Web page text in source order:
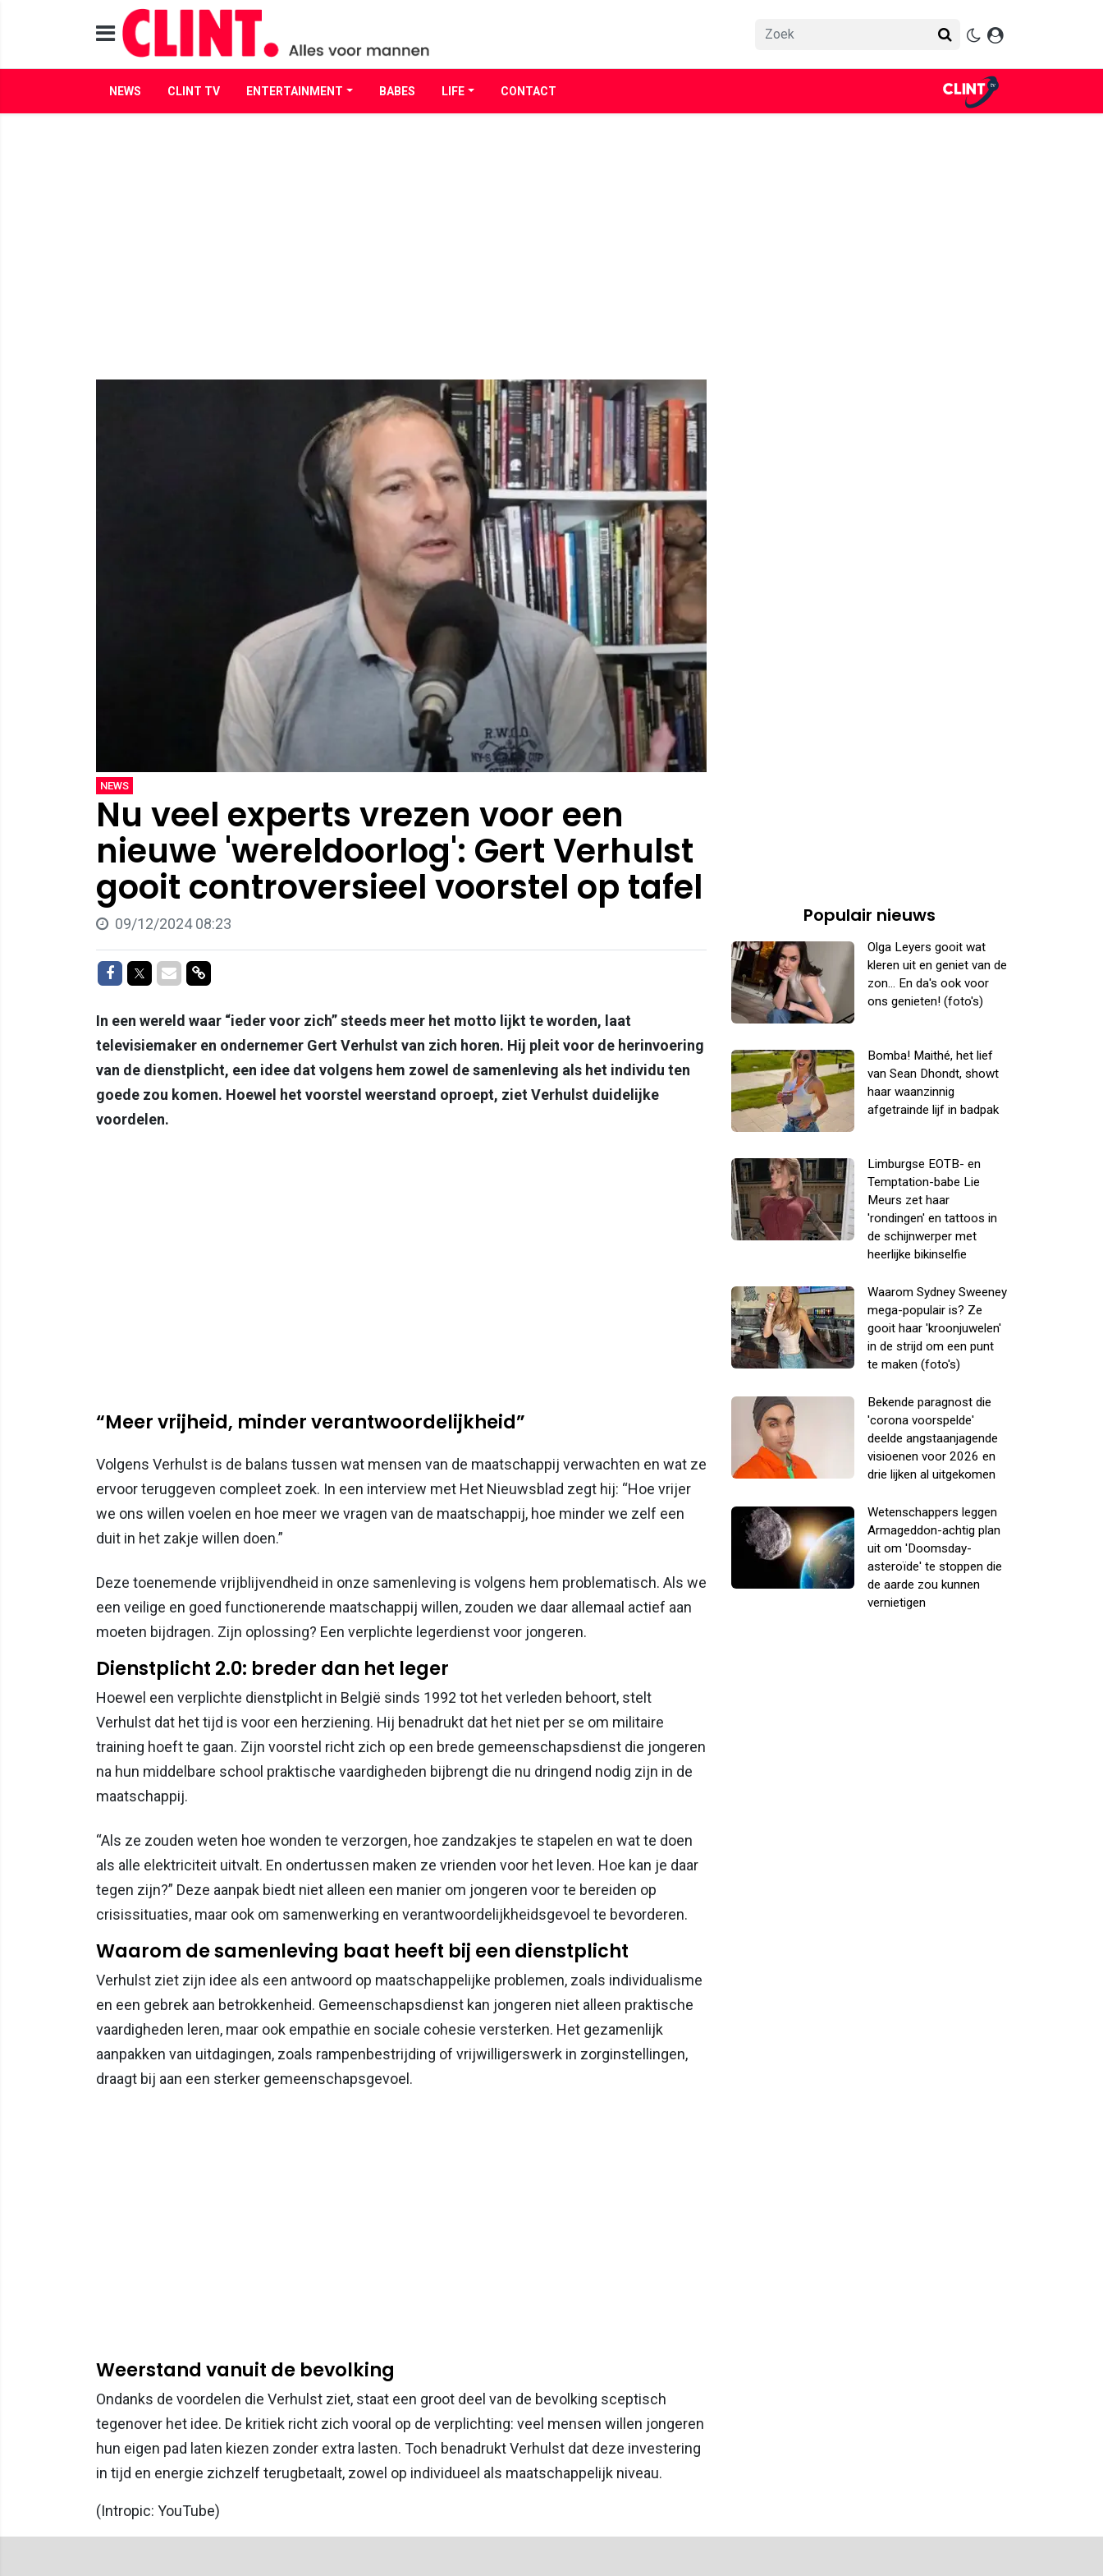
NEWS CLINT TV ENTERTAINMENT BABES LIFE CONTACT
NEWS
Nu veel experts vrezen voor een
nieuwe 'wereldoorlog': Gert Verhulst
gooit controversieel voorstel op tafel
09/12/2024 08:23
Delen op Facebook
Delen op Twitter
Delen via Mail
Delen via link
In een wereld waar “ieder voor zich” steeds meer het motto lijkt te worden, laat
televisiemaker en ondernemer Gert Verhulst van zich horen. Hij pleit voor de herinvoering
van de dienstplicht, een idee dat volgens hem zowel de samenleving als het individu ten
goede zou komen. Hoewel het voorstel weerstand oproept, ziet Verhulst duidelijke
voordelen.
“Meer vrijheid, minder verantwoordelijkheid”
Volgens Verhulst is de balans tussen wat mensen van de maatschappij verwachten en wat ze
ervoor teruggeven compleet zoek. In een interview met Het Nieuwsblad zegt hij: “Hoe vrijer
we ons willen voelen en hoe meer we vragen van de maatschappij, hoe minder we zelf een
duit in het zakje willen doen.”
Deze toenemende vrijblijvendheid in onze samenleving is volgens hem problematisch. Als we
een veilige en goed functionerende maatschappij willen, zouden we daar allemaal actief aan
moeten bijdragen. Zijn oplossing? Een verplichte legerdienst voor jongeren.
Dienstplicht 2.0: breder dan het leger
Hoewel een verplichte dienstplicht in België sinds 1992 tot het verleden behoort, stelt
Verhulst dat het tijd is voor een herziening. Hij benadrukt dat het niet per se om militaire
training hoeft te gaan. Zijn voorstel richt zich op een brede gemeenschapsdienst die jongeren
na hun middelbare school praktische vaardigheden bijbrengt die nu dringend nodig zijn in de
maatschappij.
“Als ze zouden weten hoe wonden te verzorgen, hoe zandzakjes te stapelen en wat te doen
als alle elektriciteit uitvalt. En ondertussen maken ze vrienden voor het leven. Hoe kan je daar
tegen zijn?” Deze aanpak biedt niet alleen een manier om jongeren voor te bereiden op
crisissituaties, maar ook om samenwerking en verantwoordelijkheidsgevoel te bevorderen.
Waarom de samenleving baat heeft bij een dienstplicht
Verhulst ziet zijn idee als een antwoord op maatschappelijke problemen, zoals individualisme
en een gebrek aan betrokkenheid. Gemeenschapsdienst kan jongeren niet alleen praktische
vaardigheden leren, maar ook empathie en sociale cohesie versterken. Het gezamenlijk
aanpakken van uitdagingen, zoals rampenbestrijding of vrijwilligerswerk in zorginstellingen,
draagt bij aan een sterker gemeenschapsgevoel.
Weerstand vanuit de bevolking
Ondanks de voordelen die Verhulst ziet, staat een groot deel van de bevolking sceptisch
tegenover het idee. De kritiek richt zich vooral op de verplichting: veel mensen willen jongeren
hun eigen pad laten kiezen zonder extra lasten. Toch benadrukt Verhulst dat deze investering
in tijd en energie zichzelf terugbetaalt, zowel op individueel als maatschappelijk niveau.
(Intropic: YouTube)
Populair nieuws
Olga Leyers gooit wat
kleren uit en geniet van de
zon... En da's ook voor
ons genieten! (foto's)
Bomba! Maithé, het lief
van Sean Dhondt, showt
haar waanzinnig
afgetrainde lijf in badpak
Limburgse EOTB- en
Temptation-babe Lie
Meurs zet haar
'rondingen' en tattoos in
de schijnwerper met
heerlijke bikinselfie
Waarom Sydney Sweeney
mega-populair is? Ze
gooit haar 'kroonjuwelen'
in de strijd om een punt
te maken (foto's)
Bekende paragnost die
'corona voorspelde'
deelde angstaanjagende
visioenen voor 2026 en
drie lijken al uitgekomen
Wetenschappers leggen
Armageddon-achtig plan
uit om 'Doomsday-
asteroïde' te stoppen die
de aarde zou kunnen
vernietigen